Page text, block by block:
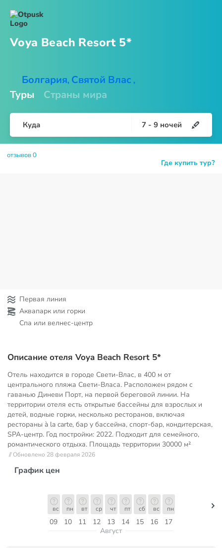
Voya Beach Resort 5*
Болгария, Святой Влас ,
Туры Страны мира
Куда 7 - 9 ночей
Где купить тур?
отзывов 0
Первая линия
Аквапарк или горки
Спа или велнес-центр
Описание отеля Voya Beach Resort 5*
Отель находится в городе Свети-Влас, в 400 м от
центрального пляжа Свети-Власа. Расположен рядом с
гаванью Диневи Порт, на первой береговой линии. На
территории отеля есть открытые бассейны для взрослых и
детей, водные горки, несколько ресторанов, включая
рестораны à la carte, бар у бассейна, спорт-бар, кондитерская,
SPA-центр. Год постройки: 2022. Подходит для семейного,
романтического отдыха. Площадь территории 30000 м²
// Обновлено 28 февраля 2026
График цен
09
вс
10
пн
11
вт
12
ср
13
чт
14
пт
15
сб
16
вс
17
пн
Август